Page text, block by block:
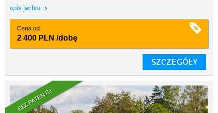
opis jachtu
Cena od
2 400 PLN /dobę
SZCZEGÓŁY
BEZ PATENTU